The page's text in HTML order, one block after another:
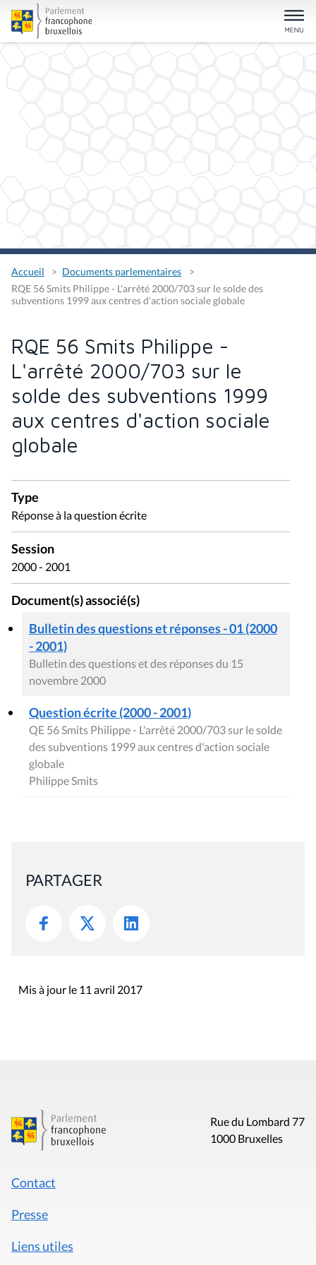
Accueil
Documents parlementaires
RQE 56 Smits Philippe - L'arrêté 2000/703 sur le solde des
subventions 1999 aux centres d'action sociale globale
RQE 56 Smits Philippe -
L'arrêté 2000/703 sur le
solde des subventions 1999
aux centres d'action sociale
globale
Type
Réponse à la question écrite
Session
2000 - 2001
Document(s) associé(s)
Bulletin des questions et réponses - 01 (2000
- 2001)
Bulletin des questions et des réponses du 15
novembre 2000
Question écrite (2000 - 2001)
QE 56 Smits Philippe - L'arrêté 2000/703 sur le solde
des subventions 1999 aux centres d'action sociale
globale
Philippe Smits
PARTAGER
Mis à jour le 11 avril 2017
Rue du Lombard 77
1000 Bruxelles
Contact
Presse
Liens utiles